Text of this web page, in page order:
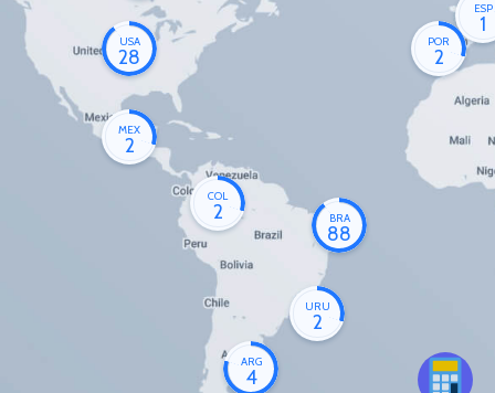
USA
28
MEX
2
COL
2 BRA
88
URU
2
ARG
4
POR
2
ESP
1